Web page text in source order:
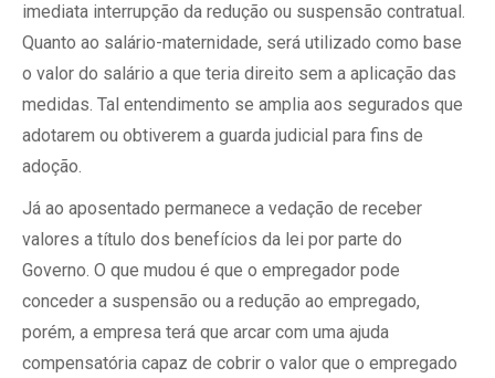
imediata interrupção da redução ou suspensão contratual.
Quanto ao salário-maternidade, será utilizado como base
o valor do salário a que teria direito sem a aplicação das
medidas. Tal entendimento se amplia aos segurados que
adotarem ou obtiverem a guarda judicial para fins de
adoção.
Já ao aposentado permanece a vedação de receber
valores a título dos benefícios da lei por parte do
Governo. O que mudou é que o empregador pode
conceder a suspensão ou a redução ao empregado,
porém, a empresa terá que arcar com uma ajuda
compensatória capaz de cobrir o valor que o empregado